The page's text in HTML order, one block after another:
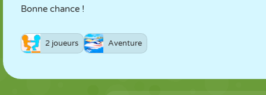
Bonne chance !
2 joueurs Aventure